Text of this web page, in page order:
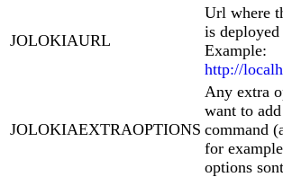
JOLOKIAURL
Url where
is
Example:
http://
JOLOKIAEXTRAOPTIONS
Any extra
want to
command
for
options